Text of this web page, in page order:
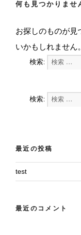
何も見つかりませ
お探しのものが見
いかもしれません。
検索:
検索:
最近の投稿
test
最近のコメント